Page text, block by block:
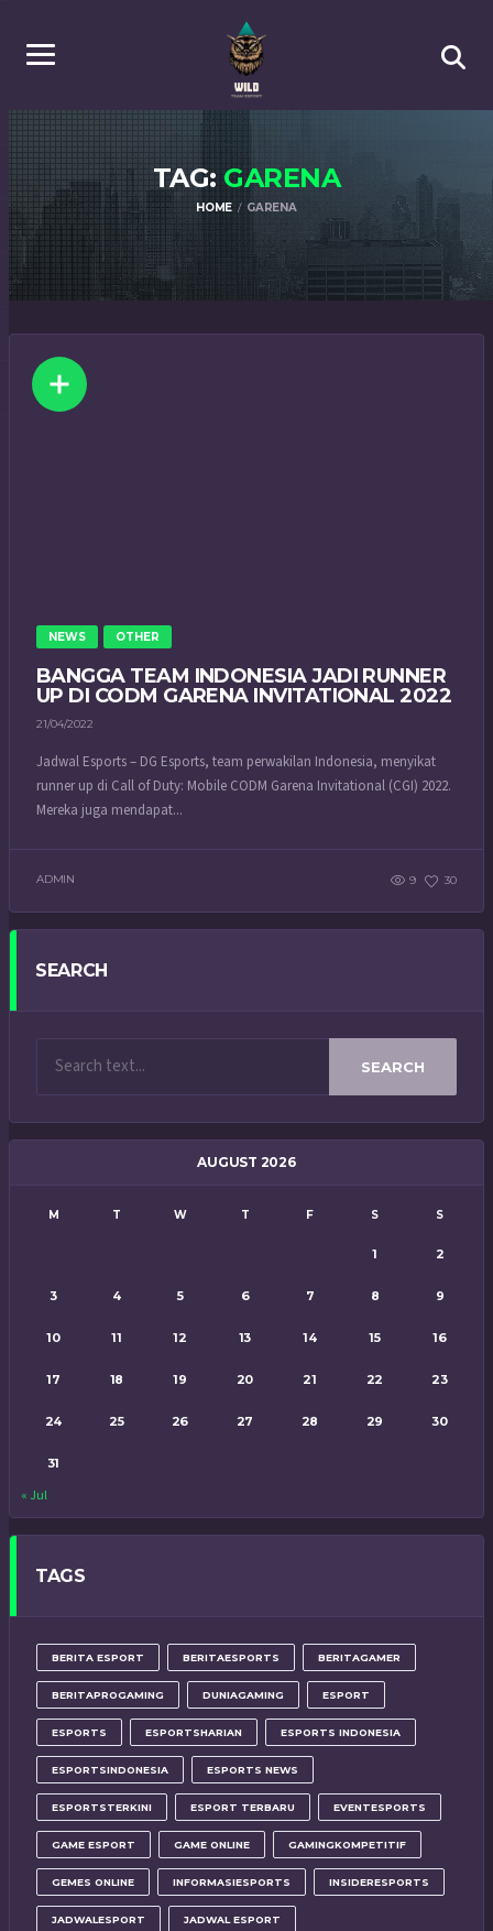
TAG: GARENA
HOME GARENA
NEWS OTHER
BANGGA TEAM INDONESIA JADI RUNNER
UP DI CODM GARENA INVITATIONAL 2022
21/04/2022
Jadwal Esports – DG Esports, team perwakilan Indonesia, menyikat
runner up di Call of Duty: Mobile CODM Garena Invitational (CGI) 2022.
Mereka juga mendapat...
ADMIN 9 30
SEARCH
SEARCH
AUGUST 2026
M T W T F S S
1 2
3 4 5 6 7 8 9
10 11 12 13 14 15 16
17 18 19 20 21 22 23
24 25 26 27 28 29 30
31
« Jul
TAGS
BERITA ESPORT BERITAESPORTS BERITAGAMER
BERITAPROGAMING DUNIAGAMING ESPORT
ESPORTS ESPORTSHARIAN ESPORTS INDONESIA
ESPORTSINDONESIA ESPORTS NEWS
ESPORTSTERKINI ESPORT TERBARU EVENTESPORTS
GAME ESPORT GAME ONLINE GAMINGKOMPETITIF
GEMES ONLINE INFORMASIESPORTS INSIDERESPORTS
JADWALESPORT JADWAL ESPORT